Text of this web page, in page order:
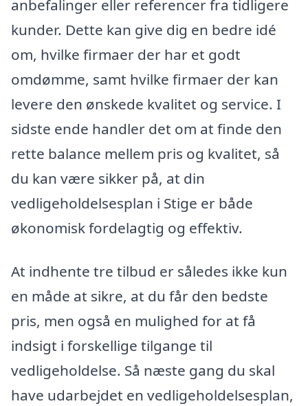
anbefalinger eller referencer fra tidligere
kunder. Dette kan give dig en bedre idé
om, hvilke firmaer der har et godt
omdømme, samt hvilke firmaer der kan
levere den ønskede kvalitet og service. I
sidste ende handler det om at finde den
rette balance mellem pris og kvalitet, så
du kan være sikker på, at din
vedligeholdelsesplan i Stige er både
økonomisk fordelagtig og effektiv.
At indhente tre tilbud er således ikke kun
en måde at sikre, at du får den bedste
pris, men også en mulighed for at få
indsigt i forskellige tilgange til
vedligeholdelse. Så næste gang du skal
have udarbejdet en vedligeholdelsesplan,